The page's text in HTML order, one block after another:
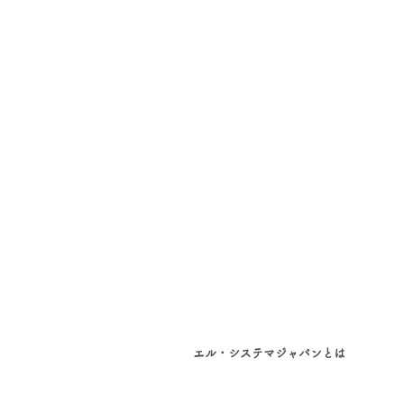
エル・システマジャパンとは